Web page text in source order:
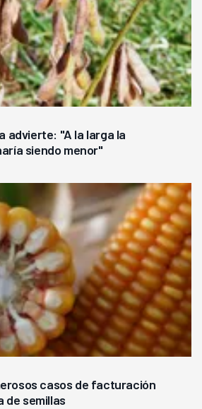
advierte: "A la larga la
siendo menor"
casos de facturación
de semillas